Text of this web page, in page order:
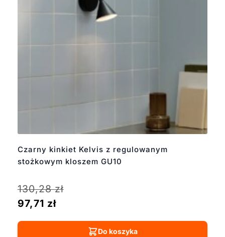
Czarny kinkiet Kelvis z regulowanym
stożkowym kloszem GU10
130,28zł
97,71 zł
Do koszyka